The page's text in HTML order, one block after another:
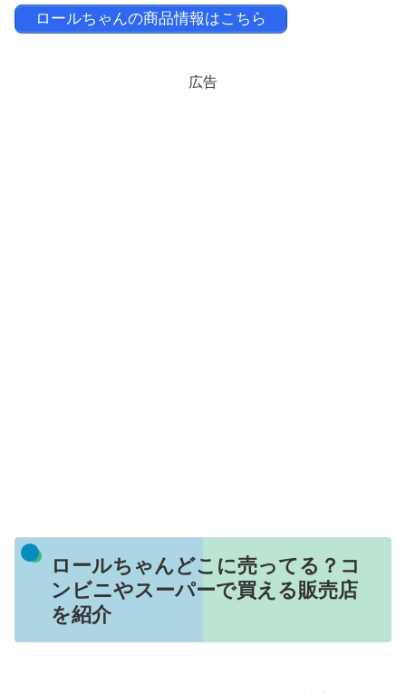
ロールちゃんの商品情報はこちら
広告
ロールちゃんどこに売ってる？コ
ンビニやスーパーで買える販売店
を紹介